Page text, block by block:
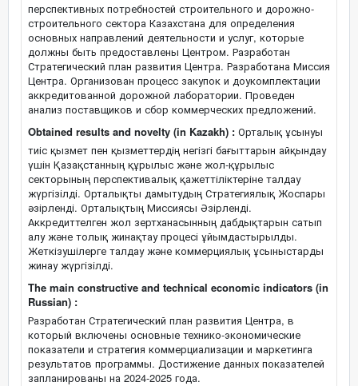
перспективных потребностей строительного и дорожно-
строительного сектора Казахстана для определения
основных направлений деятельности и услуг, которые
должны быть предоставлены Центром. Разработан
Стратегический план развития Центра. Разработана Миссия
Центра. Организован процесс закупок и доукомплектации
аккредитованной дорожной лаборатории. Проведен
анализ поставщиков и сбор коммерческих предложений.
Obtained results and novelty (in Kazakh) : Орталық ұсынуы
тиіс қызмет пен қызметтердің негізгі бағыттарын айқындау
үшін Қазақстанның құрылыс және жол-құрылыс
секторының перспективалық қажеттіліктеріне талдау
жүргізілді. Орталықты дамытудың Стратегиялық Жоспары
әзірленді. Орталықтың Миссиясы Әзірленді.
Аккредиттелген жол зертханасынның дабдықтарын сатып
алу және толық жинақтау процесі ұйымдастырылды.
Жеткізушілерге талдау және коммерциялық ұсыныстарды
жинау жүргізілді.
The main constructive and technical economic indicators (in
Russian) :
Разработан Стратегический план развития Центра, в
который включены основные технико-экономические
показатели и стратегия коммерциализации и маркетинга
результатов программы. Достижение данных показателей
запланированы на 2024-2025 года.